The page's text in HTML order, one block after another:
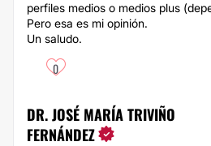
perfiles medios o medios plus
Pero esa es mi opinión.
Un saludo.
0
DR. JOSÉ MARÍA TRIVIÑO
FERNÁNDEZ